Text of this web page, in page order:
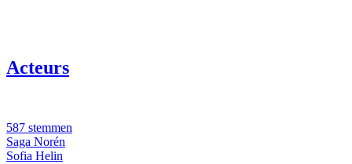
Acteurs
587 stemmen
Saga Norén
Sofia Helin